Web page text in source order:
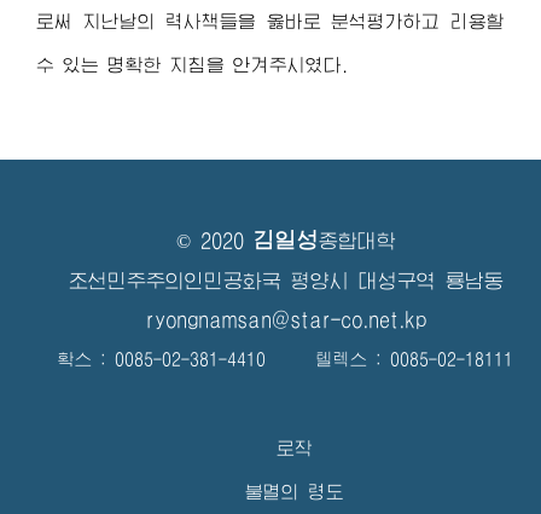
로써 지난날의 력사책들을 옳바로 분석평가하고 리용할
수 있는 명확한 지침을 안겨주시였다.
© 2020 김일성종합대학
조선민주주의인민공화국 평양시 대성구역 룡남동
ryongnamsan@star-co.net.kp
확스 : 0085-02-381-4410 텔렉스 : 0085-02-18111
로작
불멸의 령도